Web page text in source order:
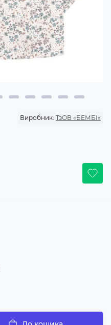
Виробник: ТзОВ «БЕМБІ»